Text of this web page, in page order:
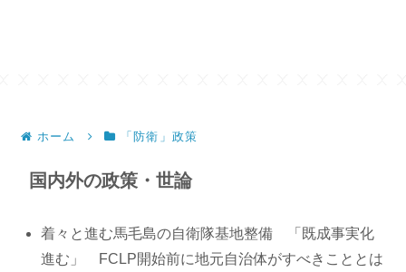
ホーム 「防衛」政策
国内外の政策・世論
着々と進む馬毛島の自衛隊基地整備 「既成事実化
進む」 FCLP開始前に地元自治体がすべきこととは